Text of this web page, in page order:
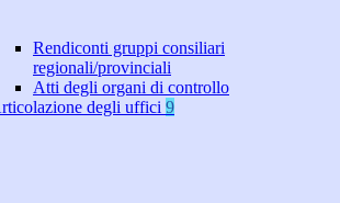
Rendiconti gruppi consiliari
regionali/provinciali
Atti degli organi di controllo
degli uffici 9